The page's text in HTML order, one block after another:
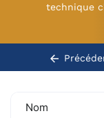
technique
l’article